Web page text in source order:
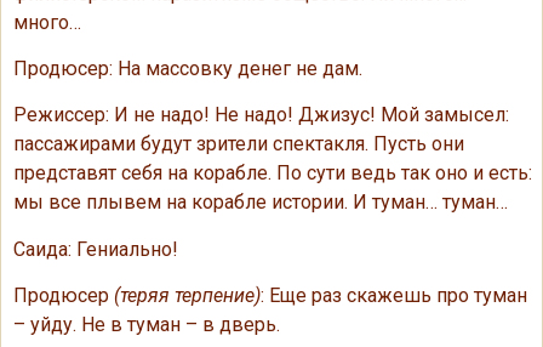
много…
Продюсер: На массовку денег не дам.
Режиссер: И не надо! Не надо! Джизус! Мой замысел:
пассажирами будут зрители спектакля. Пусть они
представят себя на корабле. По сути ведь так оно и есть:
мы все плывем на корабле истории. И туман… туман…
Саида: Гениально!
Продюсер (теряя терпение): Еще раз скажешь про туман
– уйду. Не в туман – в дверь.